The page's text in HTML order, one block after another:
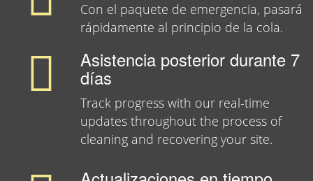
Con el paquete de emergencia, pasará
rápidamente al principio de la cola.
Asistencia posterior durante 7
días
Track progress with our real-time
updates throughout the process of
cleaning and recovering your site.